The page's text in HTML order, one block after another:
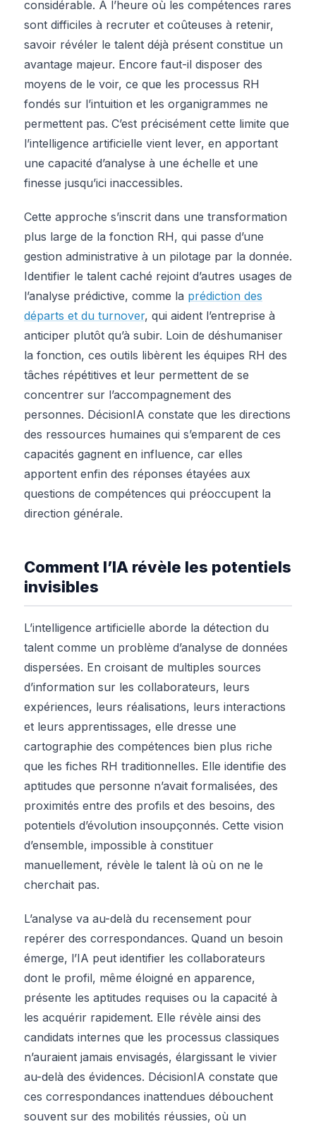
considérable. À l’heure où les compétences rares
sont difficiles à recruter et coûteuses à retenir,
savoir révéler le talent déjà présent constitue un
avantage majeur. Encore faut-il disposer des
moyens de le voir, ce que les processus RH
fondés sur l’intuition et les organigrammes ne
permettent pas. C’est précisément cette limite que
l’intelligence artificielle vient lever, en apportant
une capacité d’analyse à une échelle et une
finesse jusqu’ici inaccessibles.
Cette approche s’inscrit dans une transformation
plus large de la fonction RH, qui passe d’une
gestion administrative à un pilotage par la donnée.
Identifier le talent caché rejoint d’autres usages de
l’analyse prédictive, comme la prédiction des
départs et du turnover, qui aident l’entreprise à
anticiper plutôt qu’à subir. Loin de déshumaniser
la fonction, ces outils libèrent les équipes RH des
tâches répétitives et leur permettent de se
concentrer sur l’accompagnement des
personnes. DécisionIA constate que les directions
des ressources humaines qui s’emparent de ces
capacités gagnent en influence, car elles
apportent enfin des réponses étayées aux
questions de compétences qui préoccupent la
direction générale.
Comment l’IA révèle les potentiels
invisibles
L’intelligence artificielle aborde la détection du
talent comme un problème d’analyse de données
dispersées. En croisant de multiples sources
d’information sur les collaborateurs, leurs
expériences, leurs réalisations, leurs interactions
et leurs apprentissages, elle dresse une
cartographie des compétences bien plus riche
que les fiches RH traditionnelles. Elle identifie des
aptitudes que personne n’avait formalisées, des
proximités entre des profils et des besoins, des
potentiels d’évolution insoupçonnés. Cette vision
d’ensemble, impossible à constituer
manuellement, révèle le talent là où on ne le
cherchait pas.
L’analyse va au-delà du recensement pour
repérer des correspondances. Quand un besoin
émerge, l’IA peut identifier les collaborateurs
dont le profil, même éloigné en apparence,
présente les aptitudes requises ou la capacité à
les acquérir rapidement. Elle révèle ainsi des
candidats internes que les processus classiques
n’auraient jamais envisagés, élargissant le vivier
au-delà des évidences. DécisionIA constate que
ces correspondances inattendues débouchent
souvent sur des mobilités réussies, où un